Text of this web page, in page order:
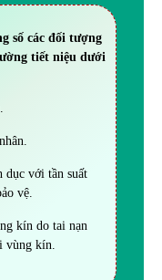
số các đối tượng
tiết niệu dưới
dục với tần suất
vệ.
kín do tai nạn
vùng kín.